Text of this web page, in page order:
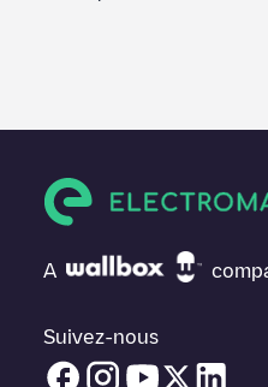
électrique la prochaine fois.
dont vous avez besoin, vérifiez
charge le plus proche de chez
pour véhicules électriques à
emplacement dans un parking,
KM.
A
Suivez-nous